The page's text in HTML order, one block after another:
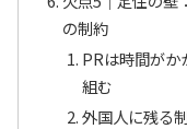
の制約
PRは時間がか
組む
外国人に残る